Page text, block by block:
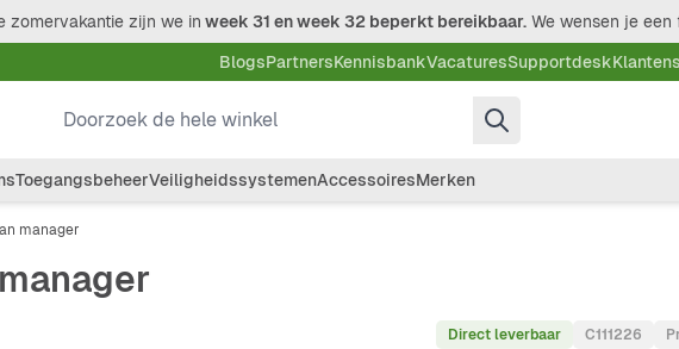
zomervakantie zijn we in week 31 en week 32 beperkt bereikbaar. We wensen je
BlogsPartnersKennisbankVacaturesSupportdesk
Doorzoek de hele winkel
ToegangsbeheerVeiligheidssystemenAccessoiresMerken
manager
Direct leverbaar C111226